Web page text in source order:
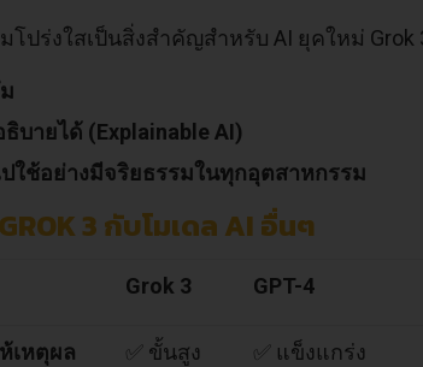
ปร่งใสเป็นสิ่งสำคัญสำหรับ AI ยุคใหม่
บายได้ (Explainable AI)
ใช้อย่างมีจริยธรรมในทุกอุตสาหกรรม
3 กับโมเดล AI อื่นๆ
Grok 3 GPT-4
เหตุผล ✅ ขั้นสูง ✅ แข็งแกร่ง